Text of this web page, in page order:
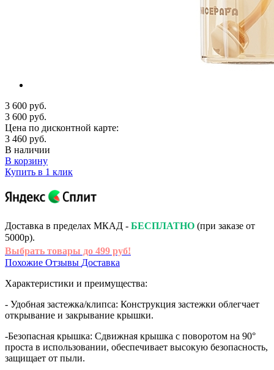
3 600 руб.
3 600 руб.
Цена по дисконтной карте:
3 460 руб.
В наличии
В корзину
Купить в 1 клик
Доставка в пределах МКАД - БЕСПЛАТНО (при заказе от
5000р).
Выбрать товары до 499 руб!
Похожие Отзывы Доставка
Характеристики и преимущества:
- Удобная застежка/клипса: Конструкция застежки облегчает
открывание и закрывание крышки.
-Безопасная крышка: Сдвижная крышка с поворотом на 90°
проста в использовании, обеспечивает высокую безопасность,
защищает от пыли.